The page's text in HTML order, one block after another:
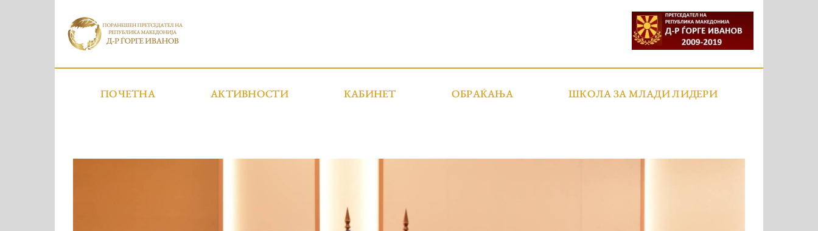
ПОЧЕТНА АКТИВНОСТИ КАБИНЕТ ОБРАЌАЊА ШКОЛА ЗА МЛАДИ ЛИДЕРИ